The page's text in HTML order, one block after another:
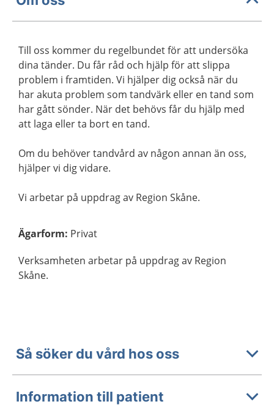
Till oss kommer du regelbundet för att undersöka
dina tänder. Du får råd och hjälp för att slippa
problem i framtiden. Vi hjälper dig också när du
har akuta problem som tandvärk eller en tand som
har gått sönder. När det behövs får du hjälp med
att laga eller ta bort en tand.
Om du behöver tandvård av någon annan än oss,
hjälper vi dig vidare.
Vi arbetar på uppdrag av Region Skåne.
Ägarform: Privat
Verksamheten arbetar på uppdrag av Region
Skåne.
Så söker du vård hos oss
Information till patient